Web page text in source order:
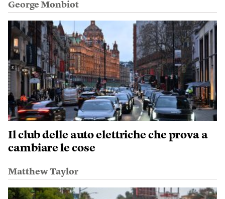
George Monbiot
Il club delle auto elettriche che prova a
cambiare le cose
Matthew Taylor